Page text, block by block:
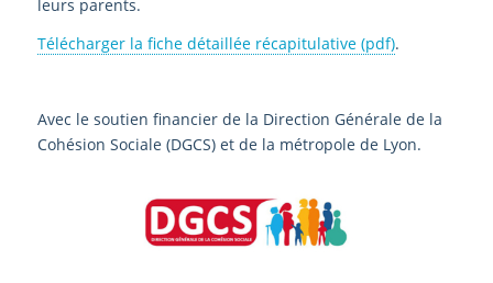
leurs parents.
Télécharger la fiche détaillée récapitulative (pdf).
Avec le soutien financier de la Direction Générale de la
Cohésion Sociale (DGCS) et de la métropole de Lyon.